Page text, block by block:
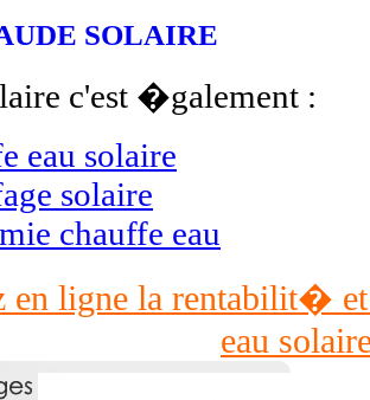
SOLAIRE
c'est �galement :
eau solaire
solaire
chauffe eau
en ligne la rentabilit�
eau